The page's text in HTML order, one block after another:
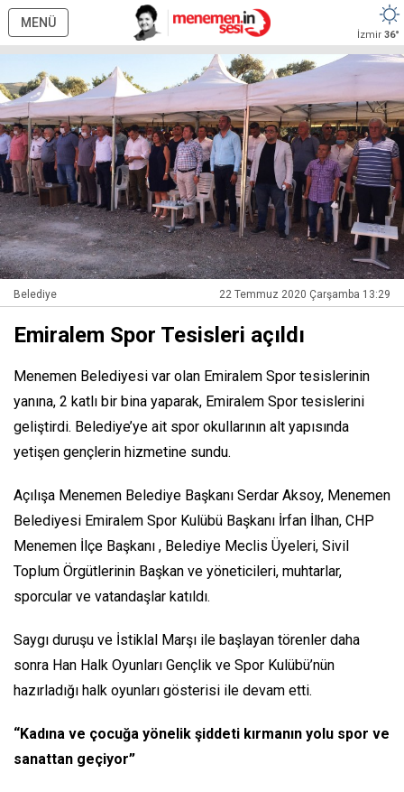
MENÜ
İzmir 36°
Belediye 22 Temmuz 2020 Çarşamba 13:29
Emiralem Spor Tesisleri açıldı
Menemen Belediyesi var olan Emiralem Spor tesislerinin
yanına, 2 katlı bir bina yaparak, Emiralem Spor tesislerini
geliştirdi. Belediye’ye ait spor okullarının alt yapısında
yetişen gençlerin hizmetine sundu.
Açılışa Menemen Belediye Başkanı Serdar Aksoy, Menemen
Belediyesi Emiralem Spor Kulübü Başkanı İrfan İlhan, CHP
Menemen İlçe Başkanı , Belediye Meclis Üyeleri, Sivil
Toplum Örgütlerinin Başkan ve yöneticileri, muhtarlar,
sporcular ve vatandaşlar katıldı.
Saygı duruşu ve İstiklal Marşı ile başlayan törenler daha
sonra Han Halk Oyunları Gençlik ve Spor Kulübü’nün
hazırladığı halk oyunları gösterisi ile devam etti.
“Kadına ve çocuğa yönelik şiddeti kırmanın yolu spor ve
sanattan geçiyor”